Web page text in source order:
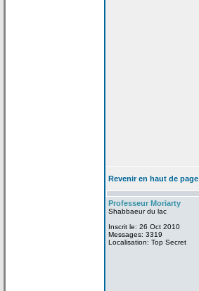
Revenir en haut de page
Professeur Moriarty
Shabbaeur du lac
Inscrit le: 26 Oct 2010
Messages: 3319
Localisation: Top Secret